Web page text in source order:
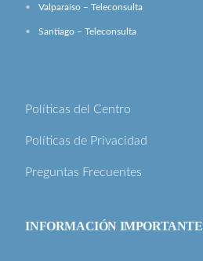
Valparaíso – Teleconsulta
Santiago – Teleconsulta
Políticas del Centro
Políticas de Privacidad
Preguntas Frecuentes
INFORMACIÓN IMPORTANTE